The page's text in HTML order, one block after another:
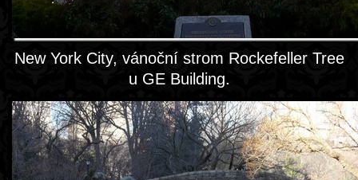
New York City, vánoční strom Rockefeller Tree
u GE Building.